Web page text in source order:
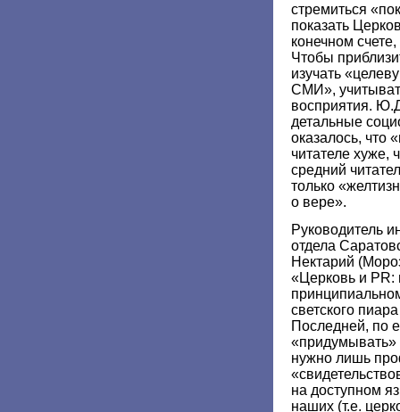
стремиться
показать
конечном
Чтобы
изучать
СМИ»,
восприятия.
детальные
оказалось, что
читателе хуже,
средний
только
о вере».
Руководитель
отдела
Нектарий
«Церковь и PR:
светского
Последней, по
«придумывать»
нужно лишь
на доступном
наших (т.е.